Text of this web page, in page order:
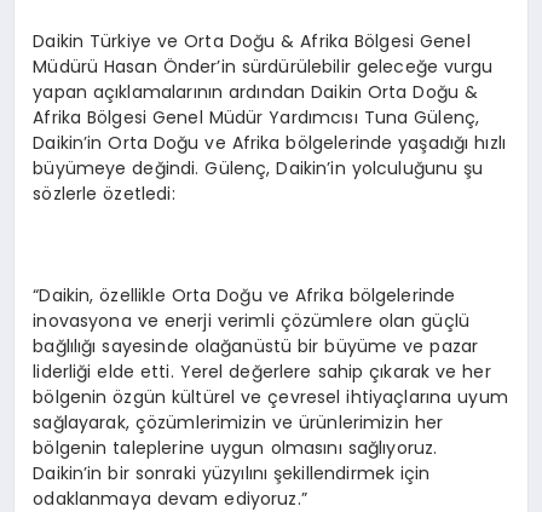
Daikin Türkiye ve Orta Doğu & Afrika Bölgesi Genel
Müdürü Hasan Önder’in sürdürülebilir geleceğe vurgu
yapan açıklamalarının ardından Daikin Orta Doğu &
Afrika Bölgesi Genel Müdür Yardımcısı Tuna Gülenç,
Daikin’in Orta Doğu ve Afrika bölgelerinde yaşadığı hızlı
büyümeye değindi. Gülenç, Daikin’in yolculuğunu şu
sözlerle özetledi:
“Daikin, özellikle Orta Doğu ve Afrika bölgelerinde
inovasyona ve enerji verimli çözümlere olan güçlü
bağlılığı sayesinde olağanüstü bir büyüme ve pazar
liderliği elde etti. Yerel değerlere sahip çıkarak ve her
bölgenin özgün kültürel ve çevresel ihtiyaçlarına uyum
sağlayarak, çözümlerimizin ve ürünlerimizin her
bölgenin taleplerine uygun olmasını sağlıyoruz.
Daikin’in bir sonraki yüzyılını şekillendirmek için
odaklanmaya devam ediyoruz.”